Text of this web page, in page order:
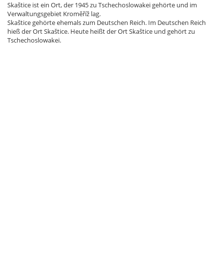
Skaštice ist ein Ort, der 1945 zu Tschechoslowakei gehörte und im
Verwaltungsgebiet Kroměříž lag.
Skaštice gehörte ehemals zum Deutschen Reich. Im Deutschen Reich
hieß der Ort Skaštice. Heute heißt der Ort Skaštice und gehört zu
Tschechoslowakei.